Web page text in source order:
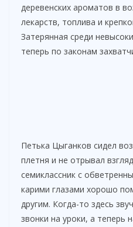
деревенских ароматов в
лекарств, топлива и
Затерянная среди
теперь по законам
Петька Цыганков сидел
плетня и не отрывал
семиклассник с
карими глазами хорошо
другим. Когда-то здесь
звонки на уроки, а теперь